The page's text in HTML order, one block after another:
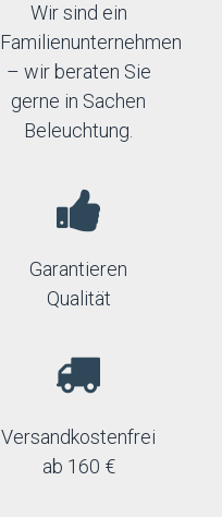
Wir sind ein
Familienunternehmen
– wir beraten Sie
gerne in Sachen
Beleuchtung.
Garantieren
Qualität
Versandkostenfrei
ab 160 €